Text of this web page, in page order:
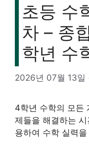
초등 수
차 – 종
학년 수
2026년 07월 13일
4학년 수학의 모든
제들을 해결하는
용하여 수학 실력